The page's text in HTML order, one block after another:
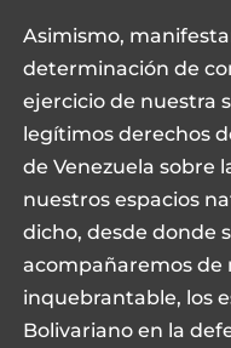
Asimismo,
determinación de
ejercicio de nuestra
legítimos derechos
de Venezuela sobre
nuestros espacios
dicho, desde donde
acompañaremos de
inquebrantable, los
Bolivariano en la